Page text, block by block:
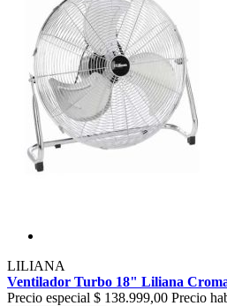
LILIANA
Ventilador Turbo 18" Liliana
Precio especial $ 138.999,00 Precio